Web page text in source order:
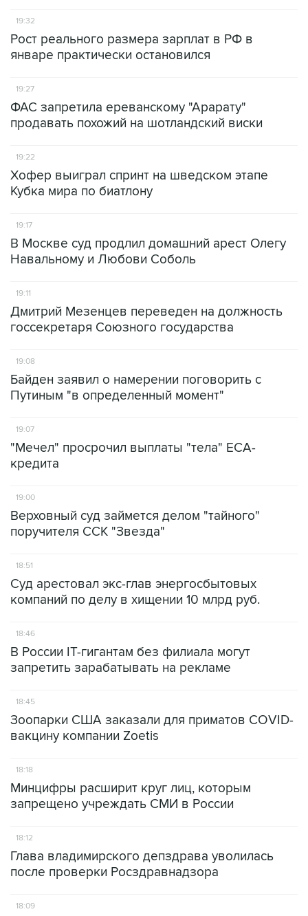
19:32
Рост реального размера зарплат в РФ в
январе практически остановился
19:27
ФАС запретила ереванскому "Арарату"
продавать похожий на шотландский виски
19:22
Хофер выиграл спринт на шведском этапе
Кубка мира по биатлону
19:17
В Москве суд продлил домашний арест Олегу
Навальному и Любови Соболь
19:11
Дмитрий Мезенцев переведен на должность
госсекретаря Союзного государства
19:08
Байден заявил о намерении поговорить с
Путиным "в определенный момент"
19:07
"Мечел" просрочил выплаты "тела" ЕСА-
кредита
19:00
Верховный суд займется делом "тайного"
поручителя ССК "Звезда"
18:51
Суд арестовал экс-глав энергосбытовых
компаний по делу в хищении 10 млрд руб.
18:46
В России IT-гигантам без филиала могут
запретить зарабатывать на рекламе
18:45
Зоопарки США заказали для приматов COVID-
вакцину компании Zoetis
18:18
Минцифры расширит круг лиц, которым
запрещено учреждать СМИ в России
18:12
Глава владимирского депздрава уволилась
после проверки Росздравнадзора
18:09